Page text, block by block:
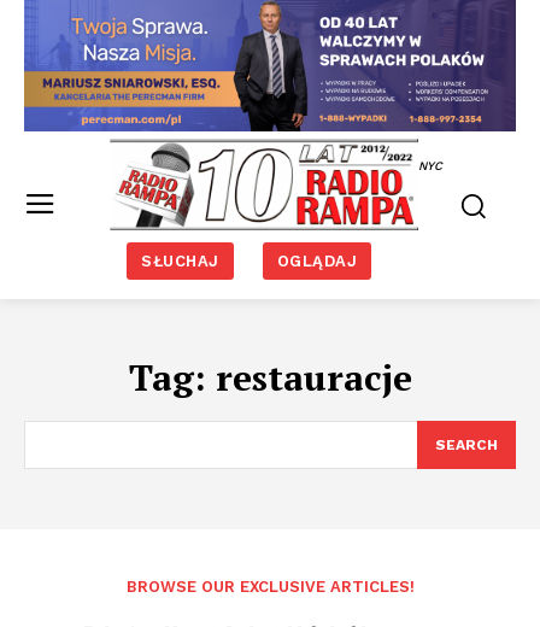
NYC
SŁUCHAJ OGLĄDAJ
Tag: restauracje
SEARCH
BROWSE OUR EXCLUSIVE ARTICLES!